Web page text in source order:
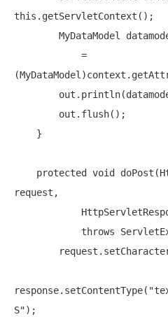
this .getServletContext();
protected void
request,
throws
response.setContentType(
S");